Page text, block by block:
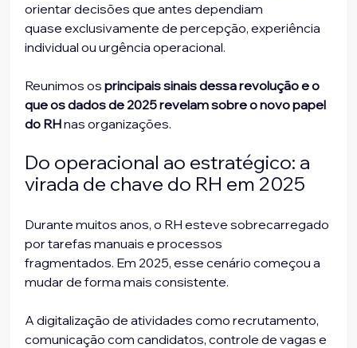
orientar decisões que antes dependiam
quase exclusivamente de percepção, experiência
individual ou urgência operacional.
Reunimos os principais sinais dessa revolução e o
que os dados de 2025 revelam sobre o novo papel
do RH nas organizações.
Do operacional ao estratégico: a
virada de chave do RH em 2025
Durante muitos anos, o RH esteve sobrecarregado
por tarefas manuais e processos
fragmentados. Em 2025, esse cenário começou a
mudar de forma mais consistente.
A digitalização de atividades como recrutamento,
comunicação com candidatos, controle de vagas e